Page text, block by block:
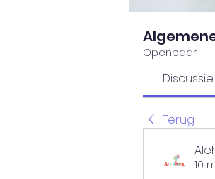
Openbaar
Discussie
Terug
10